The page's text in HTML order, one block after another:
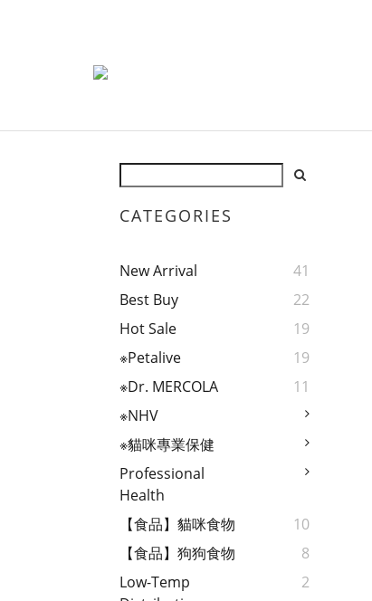
CATEGORIES
New Arrival
41
Best Buy
22
Hot Sale
19
※Petalive
19
※Dr. MERCOLA
11
※NHV
※貓咪專業保健
Professional
Health
【食品】貓咪食物
10
【食品】狗狗食物
8
Low-Temp
2